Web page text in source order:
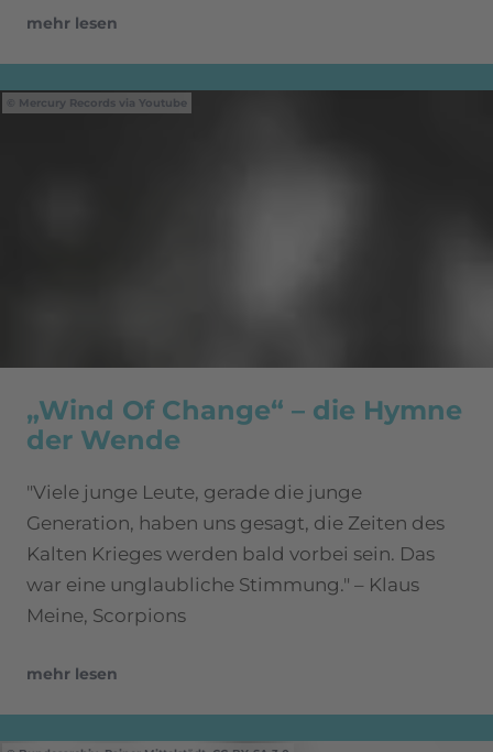
mehr lesen
Mercury Records via Youtube
„Wind Of Change“ – die Hymne
der Wende
"Viele junge Leute, gerade die junge
Generation, haben uns gesagt, die Zeiten des
Kalten Krieges werden bald vorbei sein. Das
war eine unglaubliche Stimmung." – Klaus
Meine, Scorpions
mehr lesen